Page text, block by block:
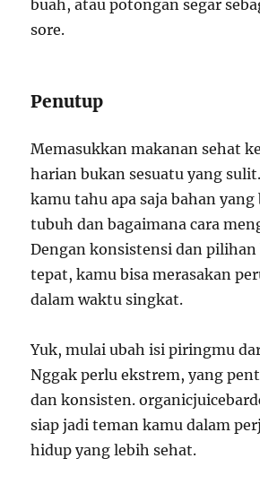
buah, atau potongan segar
sore.
Penutup
Memasukkan makanan sehat
harian bukan sesuatu yang
kamu tahu apa saja bahan
tubuh dan bagaimana cara
Dengan konsistensi dan pilihan
tepat, kamu bisa merasakan
dalam waktu singkat.
Yuk, mulai ubah isi piringmu
Nggak perlu ekstrem, yang
dan konsisten.
siap jadi teman kamu dalam
hidup yang lebih sehat.